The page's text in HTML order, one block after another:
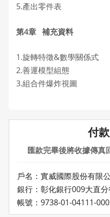
5.產出零件表
第4章 補充資料
1.旋轉特徵&數學關係式
2.善運模型組態
3.組合件爆炸視圖
付
匯款完畢後將收據傳真
戶名：實威國際股份有限
銀行：彰化銀行009大直
帳號：9738-01-04111-000